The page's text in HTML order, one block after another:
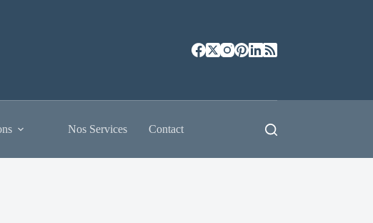
Nos Services Contact